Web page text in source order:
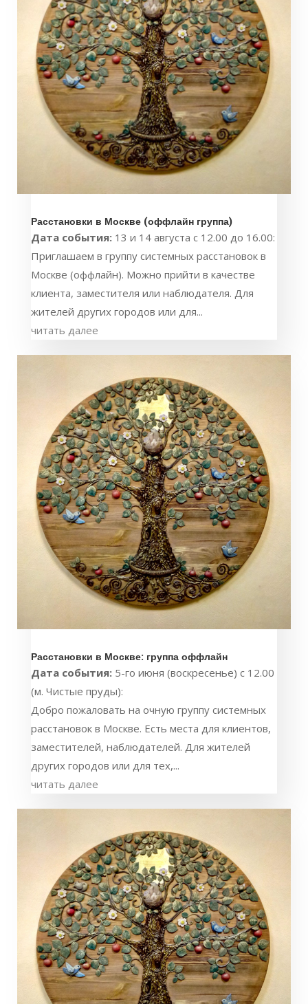
Расстановки в Москве (оффлайн группа)
Дата события: 13 и 14 августа с 12.00 до 16.00:
Приглашаем в группу системных расстановок в
Москве (оффлайн). Можно прийти в качестве
клиента, заместителя или наблюдателя. Для
жителей других городов или для...
читать далее
Расстановки в Москве: группа оффлайн
Дата события: 5-го июня (воскресенье) с 12.00
(м. Чистые пруды):
Добро пожаловать на очную группу системных
расстановок в Москве. Есть места для клиентов,
заместителей, наблюдателей. Для жителей
других городов или для тех,...
читать далее